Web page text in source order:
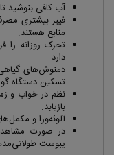
آب کافی بنوشید
فیبر بیشتری
منابع هستند.
تحرک روزانه را
دارد.
دمنوش‌های گیاهی
تسکین دستگاه
نظم در خواب و
بازیابد.
آلوئه‌ورا و
در صورت
یبوست